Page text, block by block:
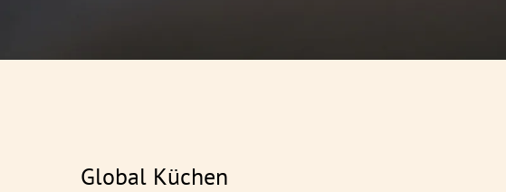
Global Küchen